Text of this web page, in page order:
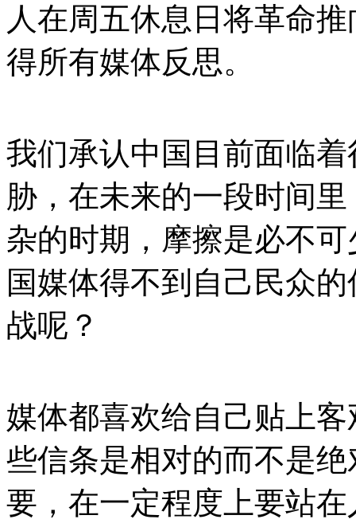
人在周五休息日将革命
得所有媒体反思。
我们承认中国目前面临
胁，在未来的一段时间
杂的时期，摩擦是必不
国媒体得不到自己民众
战呢？
媒体都喜欢给自己贴上
些信条是相对的而不是
要，在一定程度上要站